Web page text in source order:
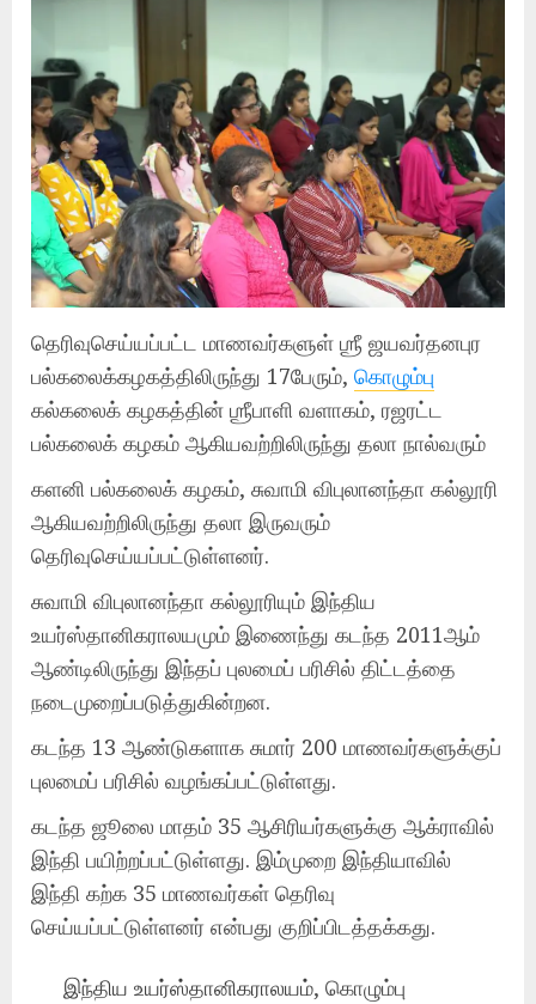
தெரிவுசெய்யப்பட்ட மாணவர்களுள் ஶ்ரீ ஜயவர்தனபுர
பல்கலைக்கழகத்திலிருந்து 17பேரும், கொழும்பு
கல்கலைக் கழகத்தின் ஶ்ரீபாளி வளாகம், ரஜரட்ட
பல்கலைக் கழகம் ஆகியவற்றிலிருந்து தலா நால்வரும்
களனி பல்கலைக் கழகம், சுவாமி விபுலானந்தா கல்லூரி
ஆகியவற்றிலிருந்து தலா இருவரும்
தெரிவுசெய்யப்பட்டுள்ளனர்.
சுவாமி விபுலானந்தா கல்லூரியும் இந்திய
உயர்ஸ்தானிகராலயமும் இணைந்து கடந்த 2011ஆம்
ஆண்டிலிருந்து இந்தப் புலமைப் பரிசில் திட்டத்தை
நடைமுறைப்படுத்துகின்றன.
கடந்த 13 ஆண்டுகளாக சுமார் 200 மாணவர்களுக்குப்
புலமைப் பரிசில் வழங்கப்பட்டுள்ளது.
கடந்த ஜூலை மாதம் 35 ஆசிரியர்களுக்கு ஆக்ராவில்
இந்தி பயிற்றப்பட்டுள்ளது. இம்முறை இந்தியாவில்
இந்தி கற்க 35 மாணவர்கள் தெரிவு
செய்யப்பட்டுள்ளனர் என்பது குறிப்பிடத்தக்கது.
இந்திய உயர்ஸ்தானிகராலயம், கொழும்பு